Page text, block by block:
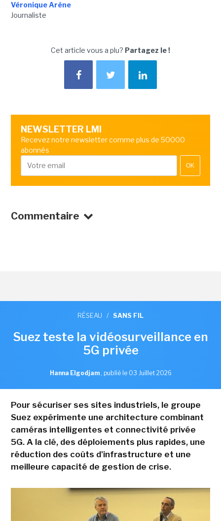
Véronique Arène
Journaliste
Cet article vous a plu? Partagez le !
NEWSLETTER LMI
Recevez notre newsletter comme plus de 50000
abonnés
OK
Commentaire
RÉSEAU / SANS FIL
Suez teste la vidéosurveillance en
5G privée
Hanna Elgodjam , publié le 03 Juillet 2026
Pour sécuriser ses sites industriels, le groupe
Suez expérimente une architecture combinant
caméras intelligentes et connectivité privée
5G. A la clé, des déploiements plus rapides, une
réduction des coûts d'infrastructure et une
meilleure capacité de gestion de crise.